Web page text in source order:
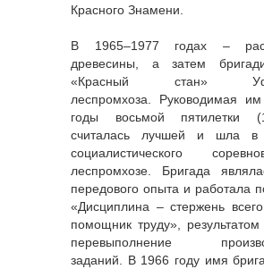
Красного Знамени.
В 1965–1977 годах –
древесины, а затем
«Красный стан»
леспромхоза. Руководимая
годы восьмой пятилетки
считалась лучшей и шла в
социалистического
леспромхозе. Бригада
передового опыта и работала
«Дисциплина – стержень
помощник труду», результатом
перевыполнение
заданий. В 1966 году имя